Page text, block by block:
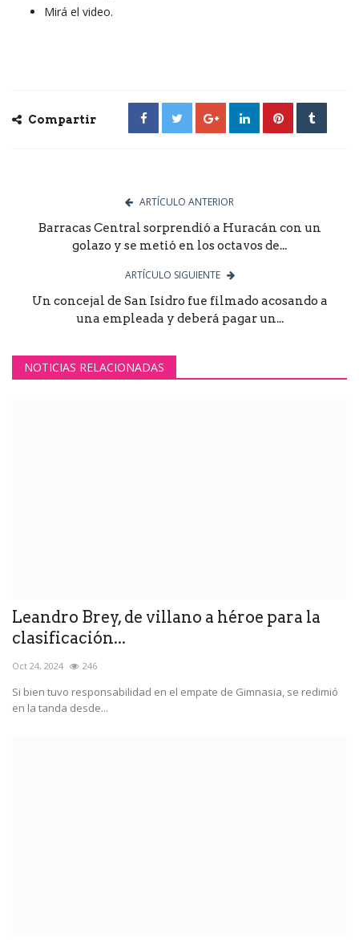
Mirá el video.
Compartir
ARTÍCULO ANTERIOR
Barracas Central sorprendió a Huracán con un
golazo y se metió en los octavos de...
ARTÍCULO SIGUIENTE
Un concejal de San Isidro fue filmado acosando a
una empleada y deberá pagar un...
NOTICIAS RELACIONADAS
Leandro Brey, de villano a héroe para la
clasificación...
Oct 24, 2024 246
Si bien tuvo responsabilidad en el empate de Gimnasia, se redimió
en la tanda desde...